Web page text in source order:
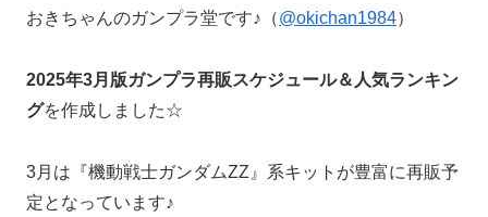
おきちゃんのガンプラ堂です♪（@okichan1984）
2025年3月版ガンプラ再販スケジュール＆人気ランキン
グを作成しました☆
3月は『機動戦士ガンダムZZ』系キットが豊富に再販予
定となっています♪